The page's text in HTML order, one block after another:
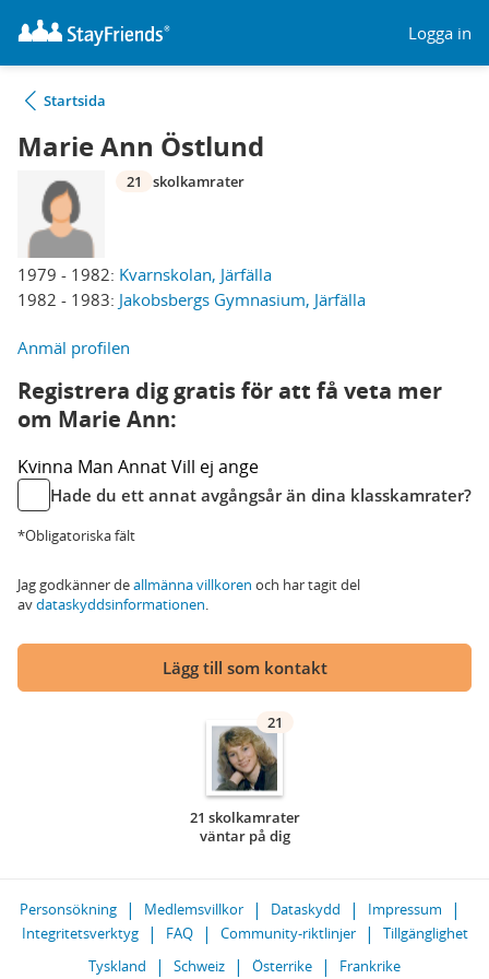
Logga in
Startsida
Marie Ann Östlund
1979 - 1982: Kvarnskolan, Järfälla
1982 - 1983: Jakobsbergs Gymnasium, Järfälla
21 skolkamrater
Anmäl profilen
Registrera dig gratis för att få veta mer
om Marie Ann:
Kvinna Man AnnatVill ej ange
Hade du ett annat avgångsår än dina klasskamrater?
*Obligatoriska fält
Jag godkänner deallmänna villkoren och har tagit del
avdataskyddsinformationen.
Lägg till som kontakt
21
21 skolkamrater
väntar på dig
Personsökning Medlemsvillkor Dataskydd
Impressum
Integritetsverktyg
FAQ Community-riktlinjer
Tillgänglighet
Tyskland
Schweiz Österrike Frankrike